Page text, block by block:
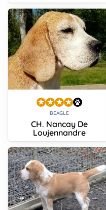
BEAGLE
CH. Nancay De
Loujennandre